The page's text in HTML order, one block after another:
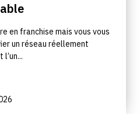
en franchise mais vous vous
un réseau réellement